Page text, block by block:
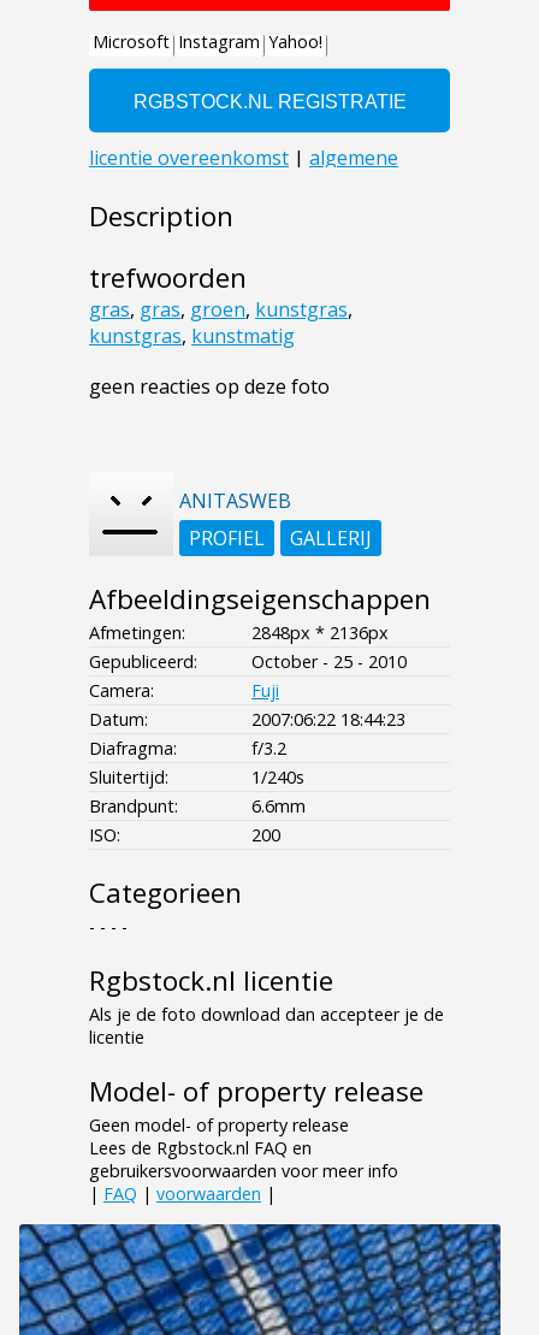
Description
trefwoorden
gras, gras, groen, kunstgras,
kunstgras, kunstmatig
geen reacties op deze foto
ANITASWEB
PROFIEL
GALLERIJ
Afbeeldingseigenschappen
Afmetingen:
2848px * 2136px
Gepubliceerd:
October - 25 - 2010
Camera:
Fuji
Datum:
2007:06:22 18:44:23
Diafragma:
f/3.2
Sluitertijd:
1/240s
Brandpunt:
6.6mm
ISO:
200
Categorieen
- - - -
Rgbstock.nl licentie
Als je de foto download dan accepteer je de
licentie
Model- of property release
Geen model- of property release
Lees de Rgbstock.nl FAQ en
gebruikersvoorwaarden voor meer info
| FAQ | voorwaarden |